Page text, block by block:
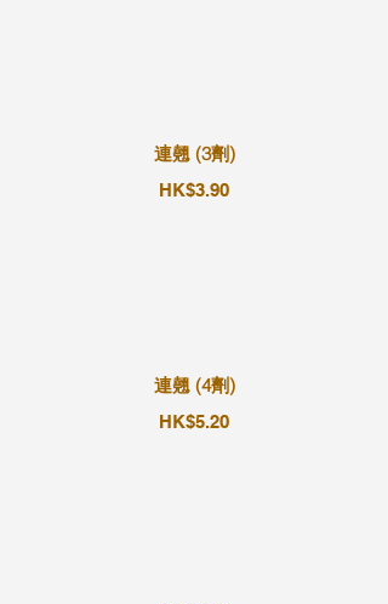
連翹 (3劑)
HK$3.90
連翹 (4劑)
HK$5.20